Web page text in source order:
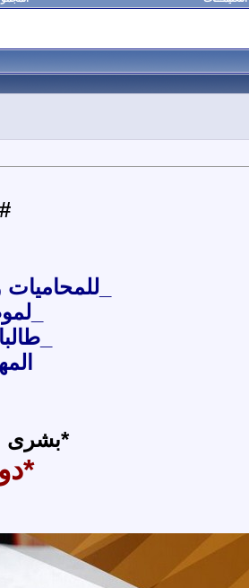
*بشرى